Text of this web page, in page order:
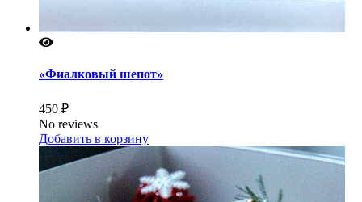
«Фиалковый шепот»
450 ₽
No reviews
Добавить в корзину